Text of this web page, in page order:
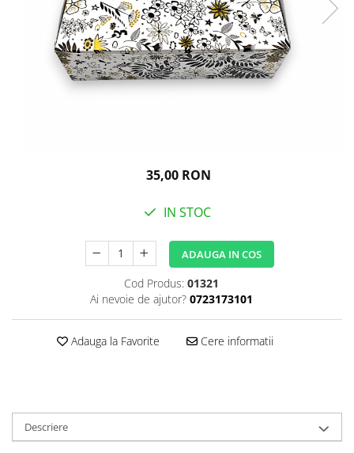
35,00 RON
IN STOC
ADAUGA IN COS
Cod Produs: 01321
Ai nevoie de ajutor? 0723173101
Adauga la Favorite Cere informatii
Descriere